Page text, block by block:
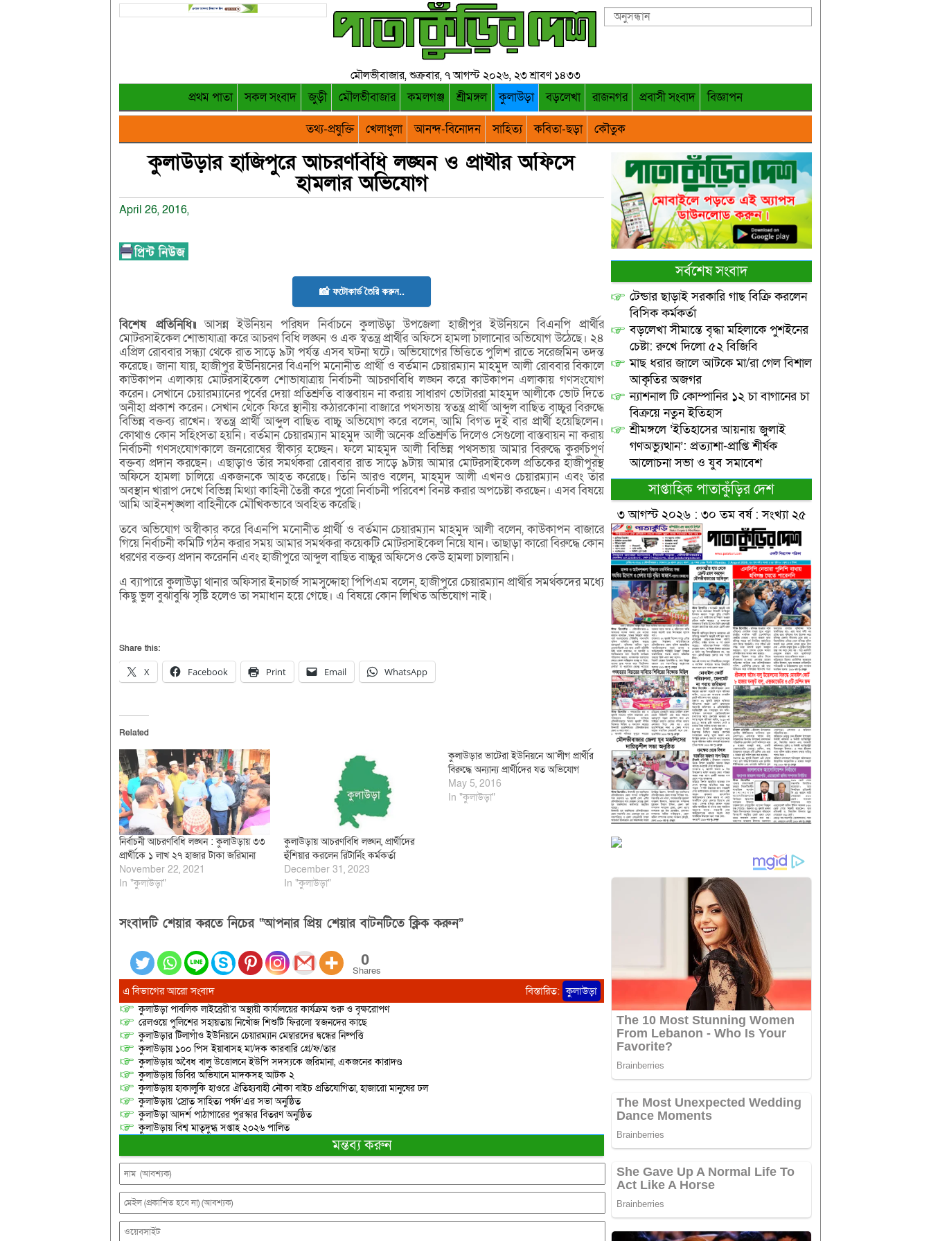
মৌলভীবাজার, শুক্রবার, ৭ আগস্ট ২০২৬, ২৩ শ্রাবণ ১৪৩৩
প্রথম পাতা সকল সংবাদ জুড়ী মৌলভীবাজার কমলগঞ্জ শ্রীমঙ্গল কুলাউড়া বড়লেখা রাজনগর প্রবাসী সংবাদ
বিজ্ঞাপন
তথ্য-প্রযুক্তি
খেলাধুলা আনন্দ-বিনোদন সাহিত্য কবিতা-ছড়া কৌতুক
কুলাউড়ার হাজিপুরে আচরণবিধি লঙ্ঘন ও প্রার্থীর অফিসে
হামলার অভিযোগ
April 26, 2016,
📸 ফটোকার্ড তৈরি করুন..
বিশেষ প্রতিনিধি॥আসন্ন ইউনিয়ন পরিষদ নির্বাচনে কুলাউড়া উপজেলা হাজীপুর ইউনিয়নে বিএনপি প্রার্থীর
মোটরসাইকেল শোভাযাত্রা করে আচরণ বিধি লঙ্ঘন ও এক স্বতন্ত্র প্রার্থীর অফিসে হামলা চালানোর অভিযোগ উঠেছে। ২৪
এপ্রিল রোববার সন্ধ্যা থেকে রাত সাড়ে ৯টা পর্যন্ত এসব ঘটনা ঘটে। অভিযোগের ভিত্তিতে পুলিশ রাতে সরেজমিন তদন্ত
করেছে। জানা যায়, হাজীপুর ইউনিয়নের বিএনপি মনোনীত প্রার্থী ও বর্তমান চেয়ারম্যান মাহমুদ আলী রোববার বিকালে
কাউকাপন এলাকায় মোটরসাইকেল শোভাযাত্রায় নির্বাচনী আচরণবিধি লঙ্ঘন করে কাউকাপন এলাকায় গণসংযোগ
করেন। সেখানে চেয়ারম্যানের পূর্বের দেয়া প্রতিশ্রুতি বাস্তবায়ন না করায় সাধারণ ভোটাররা মাহমুদ আলীকে ভোট দিতে
অনীহা প্রকাশ করেন। সেখান থেকে ফিরে স্থানীয় কঠারকোনা বাজারে পথসভায় স্বতন্ত্র প্রার্থী আব্দুল বাছিত বাচ্চুর বিরুদ্ধে
বিভিন্ন বক্তব্য রাখেন। স্বতন্ত্র প্রার্থী আব্দুল বাছিত বাচ্চু অভিযোগ করে বলেন, আমি বিগত দুই বার প্রার্থী হয়েছিলেন।
কোথাও কোন সহিংসতা হয়নি। বর্তমান চেয়ারম্যান মাহমুদ আলী অনেক প্রতিশ্রুতি দিলেও সেগুলো বাস্তবায়ন না করায়
নির্বাচনী গণসংযোগকালে জনরোষের স্বীকার হচ্ছেন। ফলে মাহমুদ আলী বিভিন্ন পথসভায় আমার বিরুদ্ধে কুরুচিপূর্ণ
বক্তব্য প্রদান করছেন। এছাড়াও তাঁর সমর্থকরা রোববার রাত সাড়ে ৯টায় আমার মোটরসাইকেল প্রতিকের হাজীপুরস্থ
অফিসে হামলা চালিয়ে একজনকে আহত করেছে। তিনি আরও বলেন, মাহমুদ আলী এখনও চেয়ারম্যান এবং তাঁর
অবস্থান খারাপ দেখে বিভিন্ন মিথ্যা কাহিনী তৈরী করে পুরো নির্বাচনী পরিবেশ বিনষ্ট করার অপচেষ্টা করছেন। এসব বিষয়ে
আমি আইনশৃঙ্খলা বাহিনীকে মৌখিকভাবে অবহিত করেছি।
তবে অভিযোগ অস্বীকার করে বিএনপি মনোনীত প্রার্থী ও বর্তমান চেয়ারম্যান মাহমুদ আলী বলেন, কাউকাপন বাজারে
গিয়ে নির্বাচনী কমিটি গঠন করার সময় আমার সমর্থকরা কয়েকটি মোটরসাইকেল নিয়ে যান। তাছাড়া কারো বিরুদ্ধে কোন
ধরণের বক্তব্য প্রদান করেননি এবং হাজীপুরে আব্দুল বাছিত বাচ্চুর অফিসেও কেউ হামলা চালায়নি।
এ ব্যাপারে কুলাউড়া থানার অফিসার ইনচার্জ সামসুদ্দোহা পিপিএম বলেন, হাজীপুরে চেয়ারম্যান প্রার্থীর সমর্থকদের মধ্যে
কিছু ভুল বুঝাবুঝি সৃষ্টি হলেও তা সমাধান হয়ে গেছে। এ বিষয়ে কোন লিখিত অভিযোগ নাই।
Share this:
X Facebook Print Email WhatsApp
Related
নির্বাচনী আচরণবিধি লঙ্ঘন : কুলাউড়ায় ৩৩
প্রার্থীকে ১ লাখ ২৭ হাজার টাকা জরিমানা
November 22, 2021
In "কুলাউড়া"
কুলাউড়ায় আচরণবিধি লঙ্ঘন, প্রার্থীদের
হুঁশিয়ার করলেন রিটার্নিং কর্মকর্তা
December 31, 2023
In "কুলাউড়া"
কুলাউড়ার ভাটেরা ইউনিয়নে আ’লীগ প্রার্থীর
বিরুদ্ধে অন্যান্য প্রার্থীদের যত অভিযোগ
May 5, 2016
In "কুলাউড়া"
সংবাদটি শেয়ার করতে নিচের “আপনার প্রিয় শেয়ার বাটনটিতে ক্লিক করুন”
0
Shares
এ বিভাগের আরো সংবাদ বিস্তারিত: কুলাউড়া
কুলাউড়া পাবলিক লাইব্রেরী’র অস্থায়ী কার্যালয়ের কার্যক্রম শুরু ও বৃক্ষরোপণ
রেলওয়ে পুলিশের সহায়তায় নিখোঁজ শিশুটি ফিরলো স্বজনদের কাছে
কুলাউড়ার টিলাগাঁও ইউনিয়নে চেয়ারম্যান মেম্বারদের দ্বন্ধের নিষ্পত্তি
কুলাউড়ায় ১০০ পিস ইয়াবাসহ মা/দক কারবারি গ্রে/ফ/তার
কুলাউড়ায় অবৈধ বালু উত্তোলনে ইউপি সদস্যকে জরিমানা, একজনের কারাদণ্ড
কুলাউড়ায় ডিবির অভিযানে মাদকসহ আটক ২
কুলাউড়ায় হাকালুকি হাওরে ঐতিহ্যবাহী নৌকা বাইচ প্রতিযোগিতা, হাজারো মানুষের ঢল
কুলাউড়ায় ‘স্রোত সাহিত্য পর্ষদ’এর সভা অনুষ্ঠিত
কুলাউড়া আদর্শ পাঠাগারের পুরস্কার বিতরণ অনুষ্ঠিত
কুলাউড়ায় বিশ্ব মাতৃদুগ্ধ সপ্তাহ ২০২৬ পালিত
মন্তব্য করুন
সর্বশেষ সংবাদ
টেন্ডার ছাড়াই সরকারি গাছ বিক্রি করলেন
বিসিক কর্মকর্তা
বড়লেখা সীমান্তে বৃদ্ধা মহিলাকে পুশইনের
চেষ্টা: রুখে দিলো ৫২ বিজিবি
মাছ ধরার জালে আটকে মা/রা গেল বিশাল
আকৃতির অজগর
ন্যাশনাল টি কোম্পানির ১২ চা বাগানের চা
বিক্রয়ে নতুন ইতিহাস
শ্রীমঙ্গলে ‘ইতিহাসের আয়নায় জুলাই
গণঅভ্যুত্থান’: প্রত্যাশা-প্রাপ্তি শীর্ষক
আলোচনা সভা ও যুব সমাবেশ
সাপ্তাহিক পাতাকুঁড়ির দেশ
৩ আগস্ট ২০২৬ : ৩০ তম বর্ষ : সংখ্যা ২৫